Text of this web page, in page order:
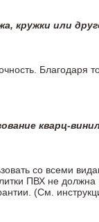
кружки или
Благодаря
кварц-
со всеми
ПВХ не
(См.